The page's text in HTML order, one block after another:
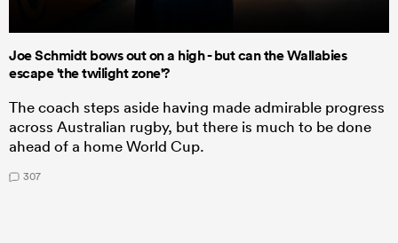
Joe Schmidt bows out on a high - but can the Wallabies
escape 'the twilight zone'?
The coach steps aside having made admirable progress
across Australian rugby, but there is much to be done
ahead of a home World Cup.
307